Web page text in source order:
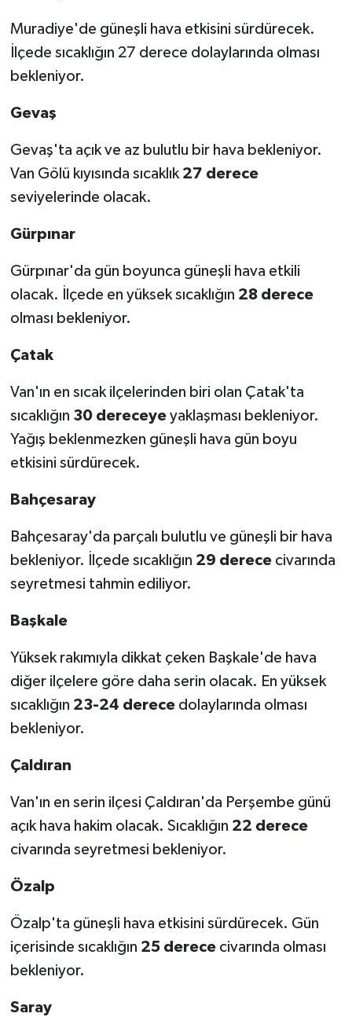
Muradiye'de güneşli hava etkisini sürdürecek.
İlçede sıcaklığın 27 derece dolaylarında olması
bekleniyor.
Gevaş
Gevaş'ta açık ve az bulutlu bir hava bekleniyor.
Van Gölü kıyısında sıcaklık 27 derece
seviyelerinde olacak.
Gürpınar
Gürpınar'da gün boyunca güneşli hava etkili
olacak. İlçede en yüksek sıcaklığın 28 derece
olması bekleniyor.
Çatak
Van'ın en sıcak ilçelerinden biri olan Çatak'ta
sıcaklığın 30 dereceyeyaklaşması bekleniyor.
Yağış beklenmezken güneşli hava gün boyu
etkisini sürdürecek.
Bahçesaray
Bahçesaray'da parçalı bulutlu ve güneşli bir hava
bekleniyor. İlçede sıcaklığın 29 derececivarında
seyretmesi tahmin ediliyor.
Başkale
Yüksek rakımıyla dikkat çeken Başkale'de hava
diğer ilçelere göre daha serin olacak. En yüksek
sıcaklığın 23-24 derecedolaylarında olması
bekleniyor.
Çaldıran
Van'ın en serin ilçesi Çaldıran'da Perşembe günü
açık hava hakim olacak. Sıcaklığın 22 derece
civarında seyretmesi bekleniyor.
Özalp
Özalp'ta güneşli hava etkisini sürdürecek. Gün
içerisinde sıcaklığın 25 derececivarında olması
bekleniyor.
Saray